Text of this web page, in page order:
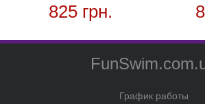
825 грн.
График работы